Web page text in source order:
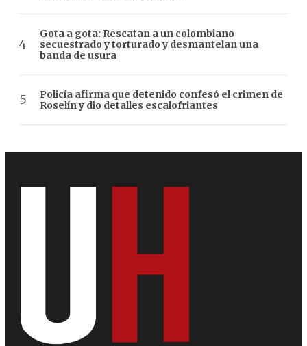
Gota a gota: Rescatan a un colombiano
secuestrado y torturado y desmantelan una
banda de usura
Policía afirma que detenido confesó el crimen de
Roselín y dio detalles escalofriantes